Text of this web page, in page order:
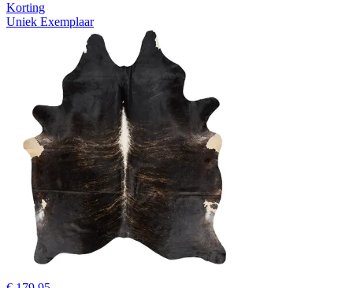
Korting
Uniek Exemplaar